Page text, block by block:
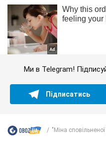
Ми в Telegram!
Підписатись
"Міна сповільненої